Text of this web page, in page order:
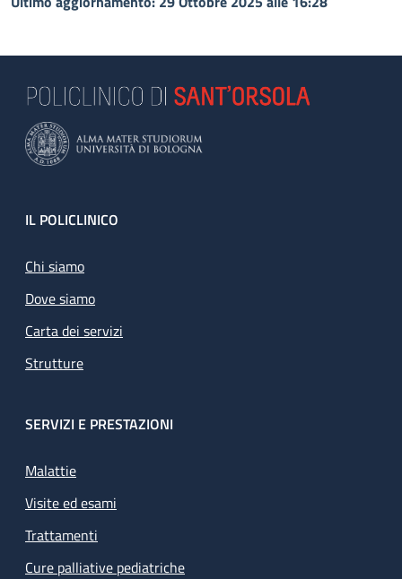
Footer
IL POLICLINICO
Chi siamo
Dove siamo
Carta dei servizi
Strutture
SERVIZI E PRESTAZIONI
Malattie
Visite ed esami
Trattamenti
Cure palliative pediatriche